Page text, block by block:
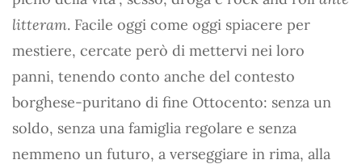
litteram. Facile oggi come oggi spiacere per
mestiere, cercate però di mettervi nei loro
panni, tenendo conto anche del contesto
borghese-puritano di fine Ottocento: senza un
soldo, senza una famiglia regolare e senza
nemmeno un futuro, a verseggiare in rima, alla